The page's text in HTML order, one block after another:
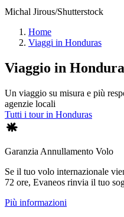
Michal Jirous/Shutterstock
Home
Viaggi in Honduras
Viaggio in
Un viaggio su misura e più
agenzie locali
Tutti i tour in Honduras
Garanzia Annullamento Volo
Se il tuo volo internazionale
72 ore, Evaneos rinvia il tuo
Più informazioni